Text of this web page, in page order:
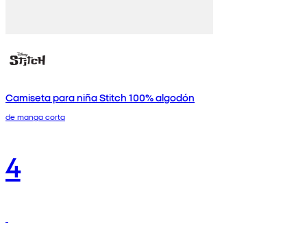
Camiseta para niña Stitch 100% algodón
de manga corta
4